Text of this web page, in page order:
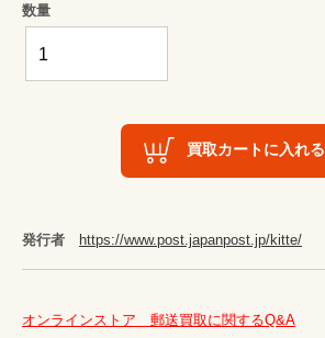
数量
買取カートに入れる
発行者 https://www.post.japanpost.jp/kitte/
オンラインストア　郵送買取に関するQ&A